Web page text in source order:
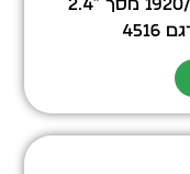
מצלמה לרכב “דנוור” 1920/1080HD מסך 2.4″